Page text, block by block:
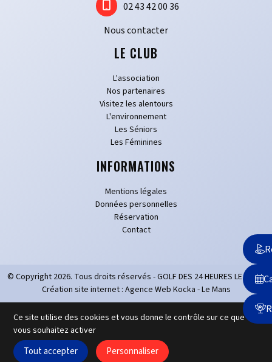
02 43 42 00 36
Nous contacter
LE CLUB
L'association
Nos partenaires
Visitez les alentours
L'environnement
Les Séniors
Les Féminines
INFORMATIONS
Mentions légales
Données personnelles
Réservation
Contact
© Copyright 2026. Tous droits réservés - GOLF DES 24 HEURES LE MANS
Création site internet : Agence Web Kocka - Le Mans
Ce site utilise des cookies et vous donne le contrôle sur ce que
vous souhaitez activer
Tout accepter Personnaliser